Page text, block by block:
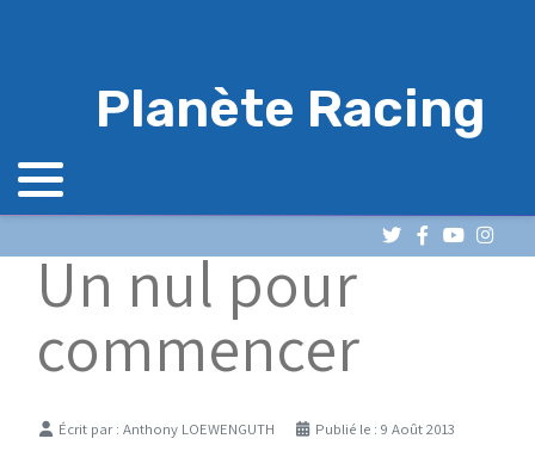
Planète Racing
Un nul pour
commencer
DétailsÉcrit par : Anthony LOEWENGUTH
Publié le : 9 Août 2013